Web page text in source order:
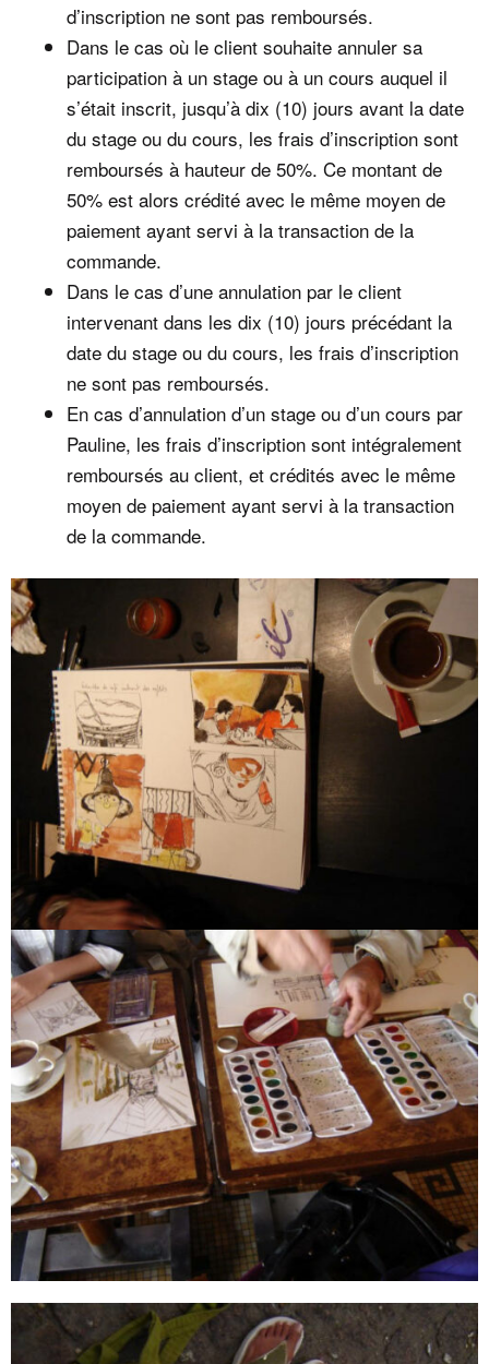
d’inscription ne sont pas remboursés.
Dans le cas où le client souhaite annuler sa
participation à un stage ou à un cours auquel il
s’était inscrit, jusqu’à dix (10) jours avant la date
du stage ou du cours, les frais d’inscription sont
remboursés à hauteur de 50%. Ce montant de
50% est alors crédité avec le même moyen de
paiement ayant servi à la transaction de la
commande.
Dans le cas d’une annulation par le client
intervenant dans les dix (10) jours précédant la
date du stage ou du cours, les frais d’inscription
ne sont pas remboursés.
En cas d’annulation d’un stage ou d’un cours par
Pauline, les frais d’inscription sont intégralement
remboursés au client, et crédités avec le même
moyen de paiement ayant servi à la transaction
de la commande.